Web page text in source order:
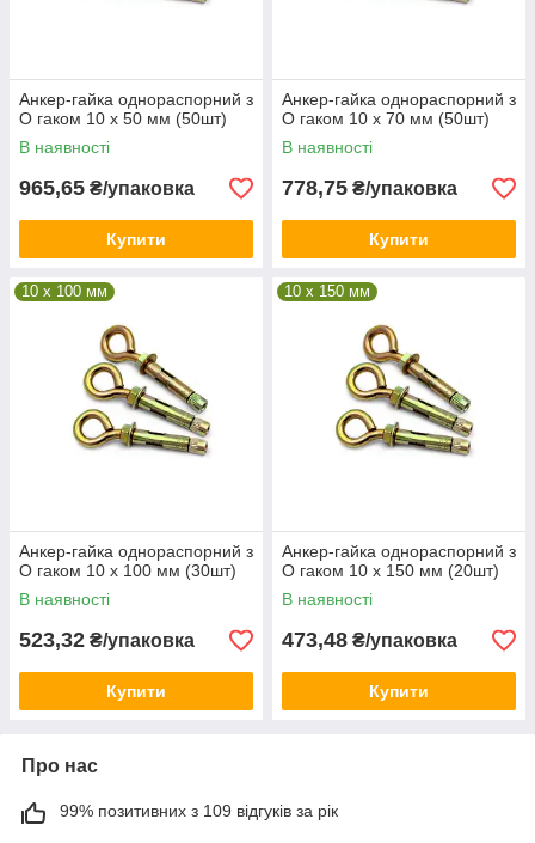
Анкер-гайка однораспорний з
О гаком 10 х 50 мм (50шт)
В наявності
965,65 ₴/упаковка
Купити
Анкер-гайка однораспорний з
О гаком 10 х 70 мм (50шт)
В наявності
778,75 ₴/упаковка
Купити
10 x 100 мм
Анкер-гайка однораспорний з
О гаком 10 х 100 мм (30шт)
В наявності
523,32 ₴/упаковка
Купити
10 x 150 мм
Анкер-гайка однораспорний з
О гаком 10 х 150 мм (20шт)
В наявності
473,48 ₴/упаковка
Купити
Про нас
99% позитивних з 109 відгуків за рік